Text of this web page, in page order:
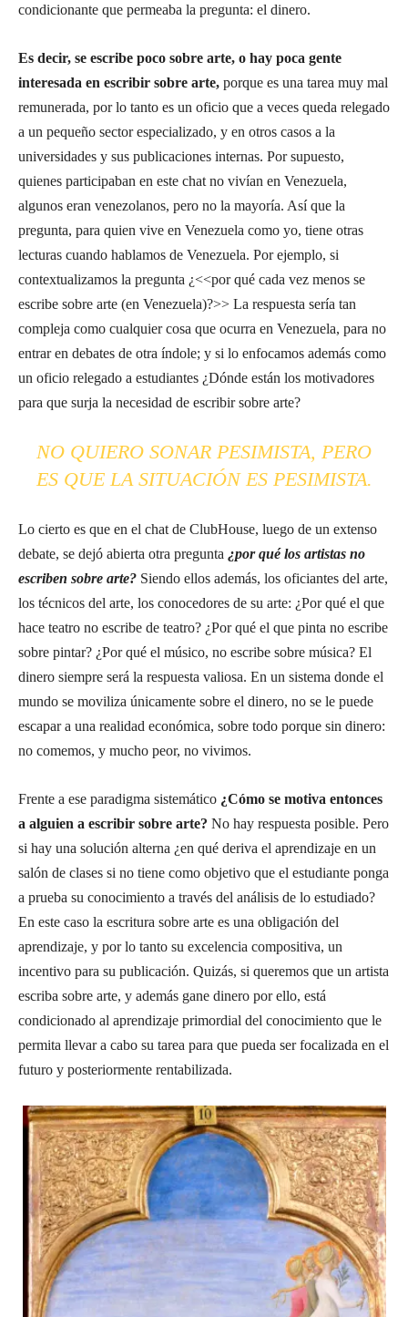
condicionante que permeaba la pregunta: el dinero.
Es decir, se escribe poco sobre arte, o hay poca gente
interesada en escribir sobre arte, porque es una tarea muy mal
remunerada, por lo tanto es un oficio que a veces queda relegado
a un pequeño sector especializado, y en otros casos a la
universidades y sus publicaciones internas. Por supuesto,
quienes participaban en este chat no vivían en Venezuela,
algunos eran venezolanos, pero no la mayoría. Así que la
pregunta, para quien vive en Venezuela como yo, tiene otras
lecturas cuando hablamos de Venezuela. Por ejemplo, si
contextualizamos la pregunta ¿<<por qué cada vez menos se
escribe sobre arte (en Venezuela)?>> La respuesta sería tan
compleja como cualquier cosa que ocurra en Venezuela, para no
entrar en debates de otra índole; y si lo enfocamos además como
un oficio relegado a estudiantes ¿Dónde están los motivadores
para que surja la necesidad de escribir sobre arte?
NO QUIERO SONAR PESIMISTA, PERO
ES QUE LA SITUACIÓN ES PESIMISTA.
Lo cierto es que en el chat de ClubHouse, luego de un extenso
debate, se dejó abierta otra pregunta ¿por qué los artistas no
escriben sobre arte? Siendo ellos además, los oficiantes del arte,
los técnicos del arte, los conocedores de su arte: ¿Por qué el que
hace teatro no escribe de teatro? ¿Por qué el que pinta no escribe
sobre pintar? ¿Por qué el músico, no escribe sobre música? El
dinero siempre será la respuesta valiosa. En un sistema donde el
mundo se moviliza únicamente sobre el dinero, no se le puede
escapar a una realidad económica, sobre todo porque sin dinero:
no comemos, y mucho peor, no vivimos.
Frente a ese paradigma sistemático ¿Cómo se motiva entonces
a alguien a escribir sobre arte? No hay respuesta posible. Pero
si hay una solución alterna ¿en qué deriva el aprendizaje en un
salón de clases si no tiene como objetivo que el estudiante ponga
a prueba su conocimiento a través del análisis de lo estudiado?
En este caso la escritura sobre arte es una obligación del
aprendizaje, y por lo tanto su excelencia compositiva, un
incentivo para su publicación. Quizás, si queremos que un artista
escriba sobre arte, y además gane dinero por ello, está
condicionado al aprendizaje primordial del conocimiento que le
permita llevar a cabo su tarea para que pueda ser focalizada en el
futuro y posteriormente rentabilizada.